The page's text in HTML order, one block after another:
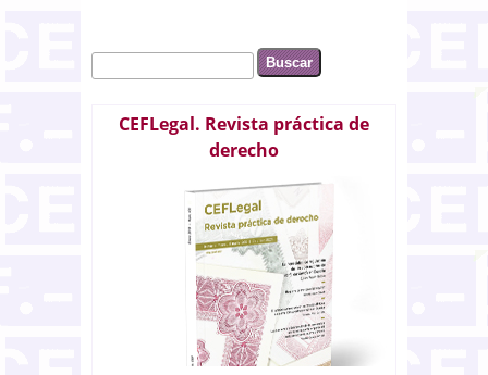
Formulario de búsqueda
Buscar
CEFLegal. Revista práctica de
derecho